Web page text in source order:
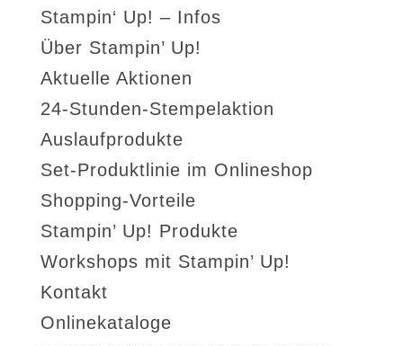
Stampin‘ Up! – Infos
Über Stampin’ Up!
Aktuelle Aktionen
24-Stunden-Stempelaktion
Auslaufprodukte
Set-Produktlinie im Onlineshop
Shopping-Vorteile
Stampin’ Up! Produkte
Workshops mit Stampin’ Up!
Kontakt
Onlinekataloge